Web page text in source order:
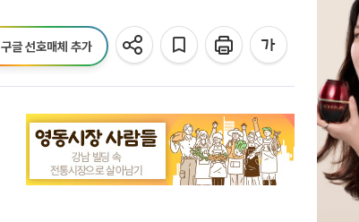
구글 선호매체 추가